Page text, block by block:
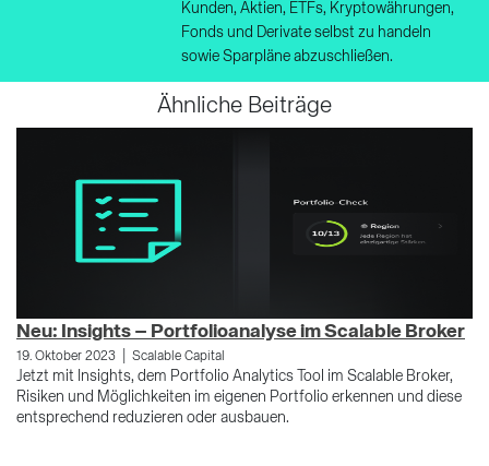
Kunden, Aktien, ETFs, Kryptowährungen,
Fonds und Derivate selbst zu handeln
sowie Sparpläne abzuschließen.
Ähnliche Beiträge
Neu: Insights – Portfolioanalyse im Scalable Broker
19. Oktober 2023 Scalable Capital
Jetzt mit Insights, dem Portfolio Analytics Tool im Scalable Broker,
Risiken und Möglichkeiten im eigenen Portfolio erkennen und diese
entsprechend reduzieren oder ausbauen.